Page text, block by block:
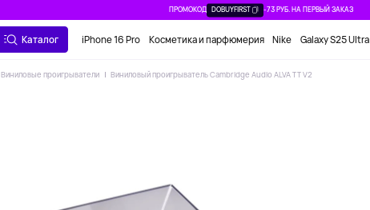
ПРОМОКОД DOBUYFIRST -73 РУБ. НА ПЕРВЫЙ ЗАКАЗ
Каталог iPhone 16 Pro Косметика и парфюмерия Nike Galaxy S25 Ultra
Виниловые проигрыватели Виниловый проигрыватель Cambridge Audio ALVA TT V2